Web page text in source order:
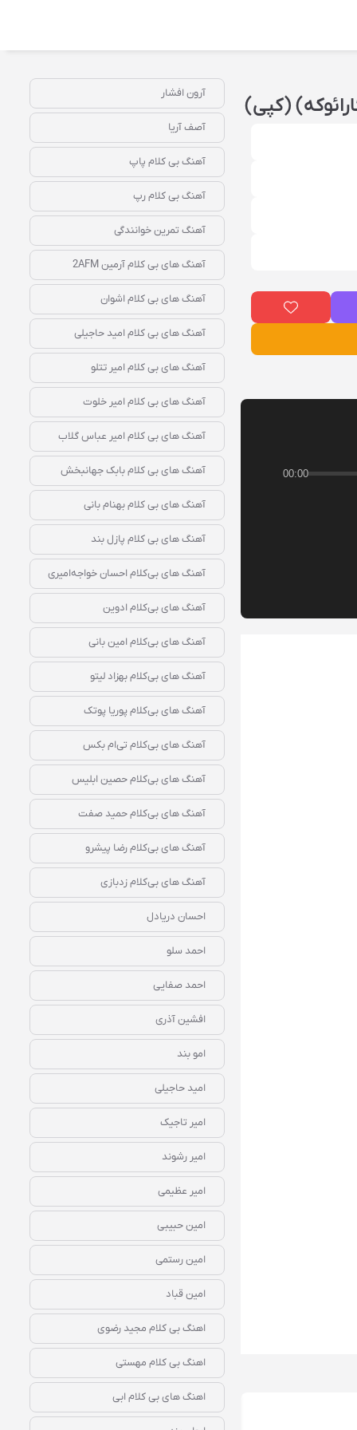
(کپی)
00:00
آرون افشار
آصف آریا
آهنگ بی کلام پاپ
آهنگ بی کلام رپ
آهنگ تمرین خوانندگی
آهنگ‌ های بی‌ کلام آرمین 2AFM
آهنگ‌ های بی‌ کلام اشوان
آهنگ‌ های بی‌ کلام امید حاجیلی
آهنگ‌ های بی‌ کلام امیر تتلو
آهنگ‌ های بی‌ کلام امیر خلوت
آهنگ‌ های بی‌ کلام امیر عباس گلاب
آهنگ‌ های بی‌ کلام بابک جهانبخش
آهنگ‌ های بی‌ کلام بهنام بانی
آهنگ‌ های بی‌ کلام پازل بند
آهنگ‌ های بی‌کلام احسان خواجه‌امیری
آهنگ‌ های بی‌کلام ادوین
آهنگ‌ های بی‌کلام امین بانی
آهنگ‌ های بی‌کلام بهزاد لیتو
آهنگ‌ های بی‌کلام پوریا پوتک
آهنگ‌ های بی‌کلام تی‌ام بکس
آهنگ‌ های بی‌کلام حصین ابلیس
آهنگ‌ های بی‌کلام حمید صفت
آهنگ‌ های بی‌کلام رضا پیشرو
آهنگ‌ های بی‌کلام زدبازی
احسان دریادل
احمد سلو
احمد صفایی
افشین آذری
امو بند
امید حاجیلی
امیر تاجیک
امیر رشوند
امیر عظیمی
امین حبیبی
امین رستمی
امین قباد
اهنگ بی کلام مجید رضوی
اهنگ بی کلام مهستی
اهنگ های بی کلام ابی